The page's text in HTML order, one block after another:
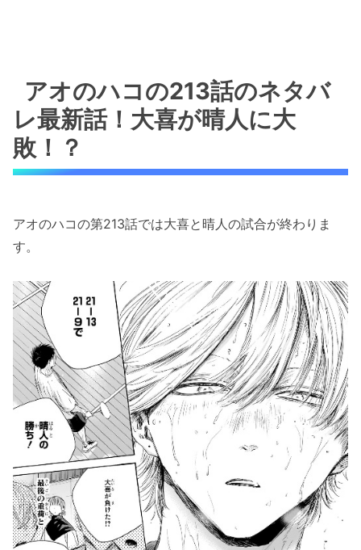
アオのハコの213話のネタバ
レ最新話！大喜が晴人に大
敗！？
アオのハコの第213話では大喜と晴人の試合が終わりま
す。